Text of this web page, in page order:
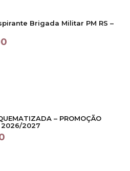
Brigada Militar PM RS –
– PROMOÇÃO
2026/2027